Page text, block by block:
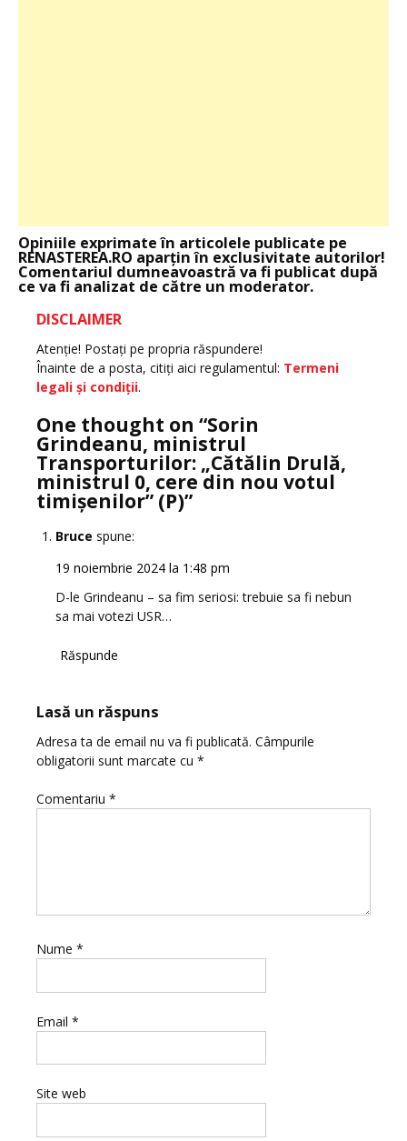
Opiniile exprimate în articolele publicate pe
RENASTEREA.RO aparţin în exclusivitate autorilor!
Comentariul dumneavoastră va fi publicat după
ce va fi analizat de către un moderator.
DISCLAIMER
Atenţie! Postaţi pe propria răspundere!
Înainte de a posta, citiţi aici regulamentul: Termeni
legali şi condiţii.
One thought on “Sorin
Grindeanu, ministrul
Transporturilor: „Cătălin Drulă,
ministrul 0, cere din nou votul
timișenilor” (P)”
Bruce spune:
19 noiembrie 2024 la 1:48 pm
D-le Grindeanu – sa fim seriosi: trebuie sa fi nebun
sa mai votezi USR…
Răspunde
Lasă un răspuns
Adresa ta de email nu va fi publicată. Câmpurile
obligatorii sunt marcate cu *
Comentariu *
Nume *
Email *
Site web